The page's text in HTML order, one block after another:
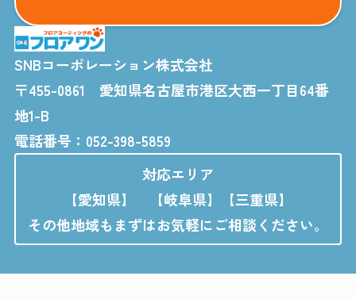
SNBコーポレーション株式会社
​〒455-0861 愛知県名古屋市港区大西一丁目64番
地1-B
電話番号：052-398-5859
対応エリア
【愛知県】
【岐阜県】【三重県】
その他地域もまずはお気軽にご相談ください。